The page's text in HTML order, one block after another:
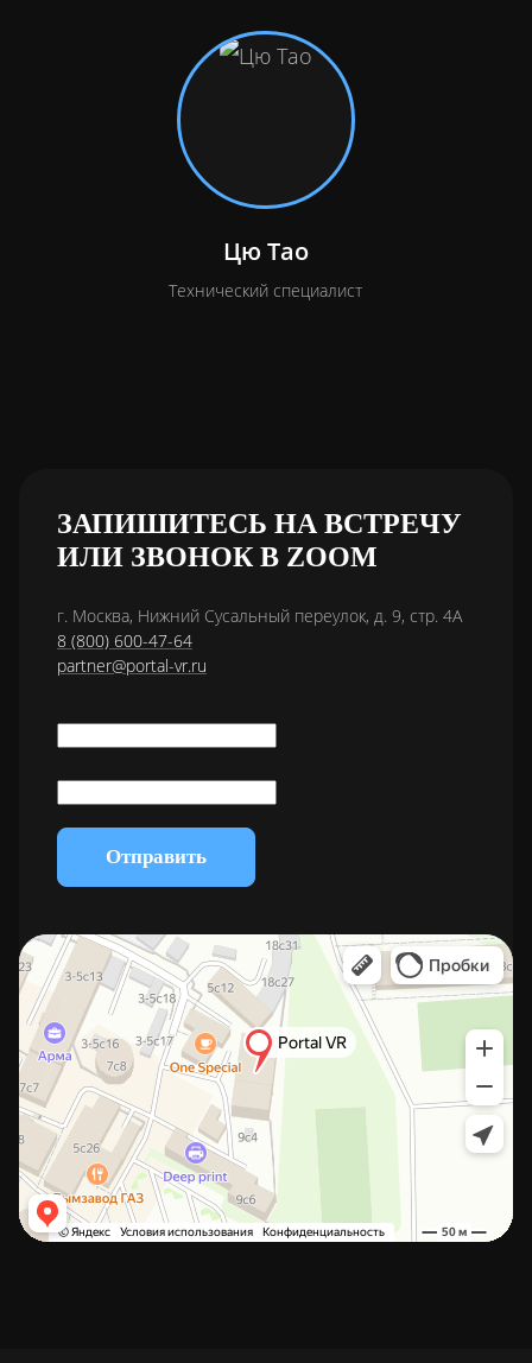
Цю Тао
Технический специалист
ЗАПИШИТЕСЬ НА ВСТРЕЧУ
ИЛИ ЗВОНОК В ZOOM
г. Москва, Нижний Сусальный переулок, д. 9, стр. 4А
8 (800) 600-47-64
partner@portal-vr.ru
Отправить